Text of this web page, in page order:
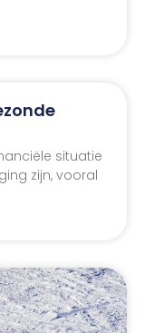
situatie
zijn, vooral